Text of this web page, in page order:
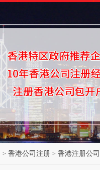
> 香港公司注册 > 香港注册公